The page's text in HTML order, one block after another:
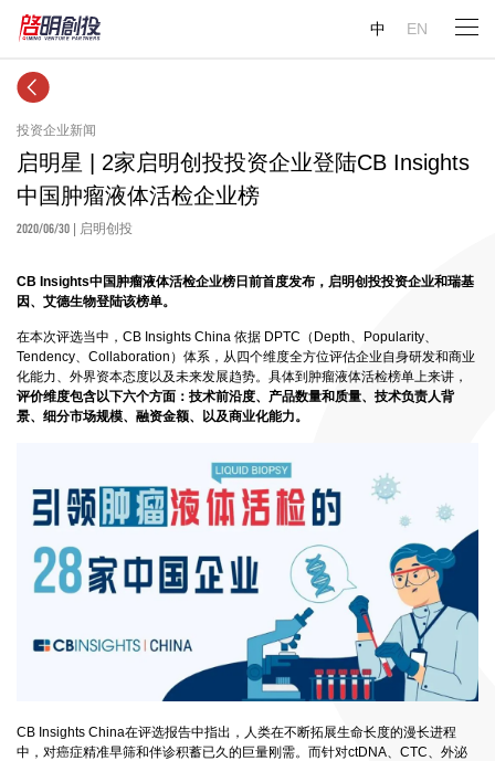
中 EN
投资企业新闻
启明星 | ​2家启明创投投资企业登陆CB Insights
中国肿瘤液体活检企业榜
2020/06/30 | 启明创投
CB Insights中国肿瘤液体活检企业榜日前首度发布，启明创投投资企业和瑞基
因、艾德生物登陆该榜单。
在本次评选当中，CB Insights China 依据 DPTC（Depth、Popularity、
Tendency、Collaboration）体系，从四个维度全方位评估企业自身研发和商业
化能力、外界资本态度以及未来发展趋势。具体到肿瘤液体活检榜单上来讲，
评价维度包含以下六个方面：技术前沿度、产品数量和质量、技术负责人背
景、细分市场规模、融资金额、以及商业化能力。
CB Insights China在评选报告中指出，人类在不断拓展生命长度的漫长进程
中，对癌症精准早筛和伴诊积蓄已久的巨量刚需。而针对ctDNA、CTC、外泌